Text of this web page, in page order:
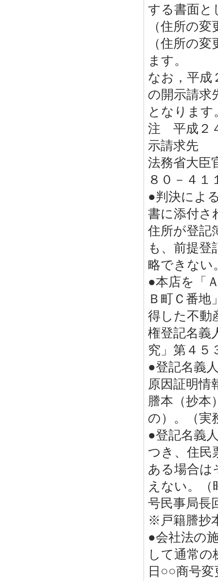
する書面と
（住所の
（住所の
ます。
なお，平成
の開示請求
となりま
注 平成２
示請求先
法務省大臣
８０－４１
●判決によ
書に添付さ
住所が登記
も、前提登
略できない
●本店を「
Ｂ町Ｃ番
得した不動
権登記名義
究」第４５
●登記名義
原因証明情
謄本（抄本
の）。（実
●登記名義
つき、住民
ある場合は
えない。（
号民事局長
※戸籍謄抄
●会社法の
して通常
日○○商号